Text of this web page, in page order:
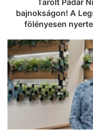
bajnokságon! A
fölényesen